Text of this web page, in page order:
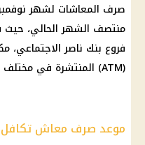
منتصف الشهر الحالي،
فروع بنك ناصر الاجتماعي،
(ATM) المنتشرة في مختلف أنحاء الجمهورية.
موعد صرف معاش تكافل